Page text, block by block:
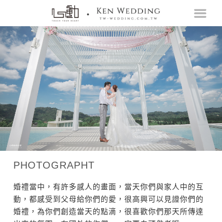
PHOTOGRAPHT
婚禮當中，有許多感人的畫面，當天你們與家人中的互
動，都感受到父母給你們的愛，很高興可以見證你們的
婚禮，為你們創造當天的點滴，很喜歡你們那天所傳達